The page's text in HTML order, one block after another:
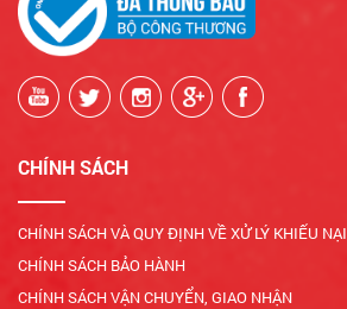
CHÍNH SÁCH
CHÍNH SÁCH VÀ QUY ĐỊNH VỀ XỬ LÝ KHIẾU NẠI
CHÍNH SÁCH BẢO HÀNH
CHÍNH SÁCH VẬN CHUYỂN, GIAO NHẬN